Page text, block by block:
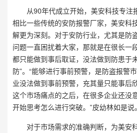
从90年代成立开始，美安科技专注
相比一些传统的安防报警厂家，美安科
解更为深刻。对于安防行业，尤其是防
问题一直困扰着大家，那就是在很长一
都只能做到事后取证，没法做到防患于
防”。“能够进行事前预警，是防盗报警
业没法做到事前预警，充其量只能事后
这个市场痛点的之后，在很多企业还没
开始思考怎么进行突破。”皮幼林如是说。
对于市场需求的准确判断，为美安